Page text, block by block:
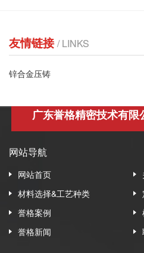
友情链接/ LINKS
锌合金压铸
广东誉格精密技术有限
网站导航
网站首页
材料选择&工艺种类
誉格案例
誉格新闻